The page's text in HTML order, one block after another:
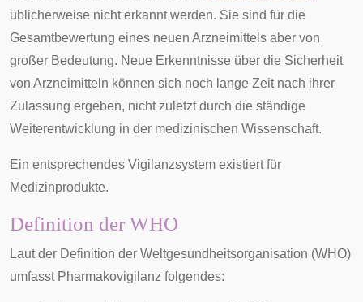
üblicherweise nicht erkannt werden. Sie sind für die
Gesamtbewertung eines neuen Arzneimittels aber von
großer Bedeutung. Neue Erkenntnisse über die Sicherheit
von Arzneimitteln können sich noch lange Zeit nach ihrer
Zulassung ergeben, nicht zuletzt durch die ständige
Weiterentwicklung in der medizinischen Wissenschaft.
Ein entsprechendes Vigilanzsystem existiert für
Medizinprodukte.
Definition der WHO
Laut der Definition der Weltgesundheitsorganisation (WHO)
umfasst Pharmakovigilanz folgendes: